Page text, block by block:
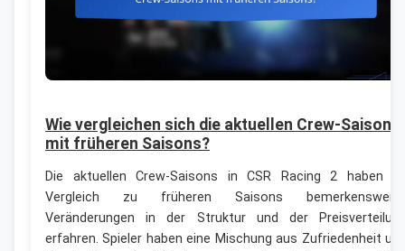
Wie vergleichen sich die aktuellen Crew-Saisons
mit früheren Saisons?
Die aktuellen Crew-Saisons in CSR Racing 2 haben
Vergleich zu früheren Saisons
Veränderungen in der Struktur und der
erfahren. Spieler haben eine Mischung aus Zufriedenheit